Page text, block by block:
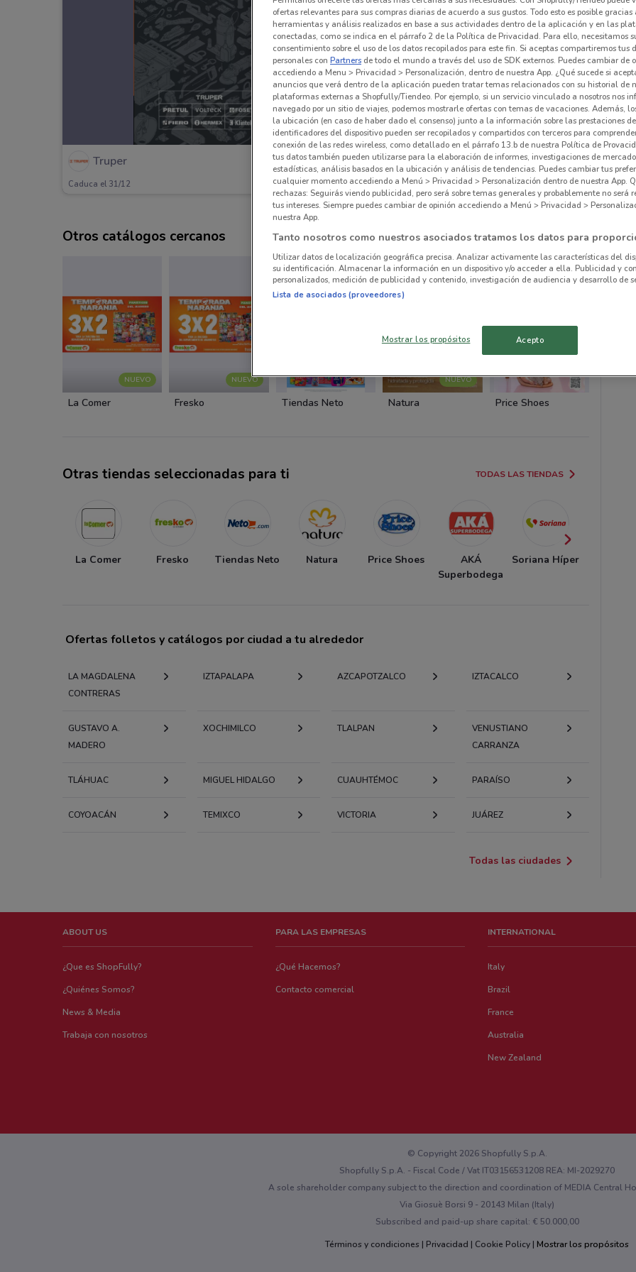
Truper
Caduca el 31/12 1.5 km
Otros catálogos cercanos
NUEVO
La Comer
NUEVO
Fresko Tiendas Neto
NUEVO
Natura Price Shoes
Otras tiendas seleccionadas para ti TODAS LAS TIENDAS
La Comer Fresko Tiendas Neto Natura Price Shoes
AKÁ
Superbodega
Soriana Híper
Ofertas folletos y catálogos por ciudad a tu alrededor
LA MAGDALENA
CONTRERAS
IZTAPALAPA AZCAPOTZALCO IZTACALCO
GUSTAVO A.
MADERO
XOCHIMILCO TLALPAN
VENUSTIANO
CARRANZA
TLÁHUAC MIGUEL HIDALGO CUAUHTÉMOC PARAÍSO
COYOACÁN TEMIXCO VICTORIA JUÁREZ
Todas las ciudades
ABOUT US
¿Que es ShopFully?
¿Quiénes Somos?
News & Media
Trabaja con nosotros
PARA LAS EMPRESAS
¿Qué Hacemos?
Contacto comercial
INTERNATIONAL
Italy
Brazil
France
Australia
New Zealand
© Copyright 2026 Shopfully S.p.A.
Shopfully S.p.A. - Fiscal Code / Vat IT03156531208 REA: MI-2029270
A sole shareholder company subject to the direction and coordination of MEDIA Central
Via Giosuè Borsi 9 - 20143 Milan (Italy)
Subscribed and paid-up share capital: € 50.000,00
Términos y condiciones
Privacidad Cookie Policy Mostrar los propósitos
ofertas relevantes para sus compras diarias de acuerdo a sus gustos. Todo esto es posible gracias
herramientas y análisis realizados en base a sus actividades dentro de la aplicación y en las
conectadas, como se indica en el párrafo 2 de la Política de Privacidad. Para ello, necesitamos
consentimiento sobre el uso de los datos recopilados para este fin. Si aceptas compartiremos tus
personales con Partners de todo el mundo a través del uso de SDK externos. Puedes cambiar de
accediendo a Menu > Privacidad > Personalización, dentro de nuestra App. ¿Qué sucede si
anuncios que verá dentro de la aplicación pueden tratar temas relacionados con su historial de
plataformas externas a Shopfully/Tiendeo. Por ejemplo, si un servicio vinculado a nosotros nos
navegado por un sitio de viajes, podemos mostrarle ofertas con temas de vacaciones. Además,
la ubicación (en caso de haber dado el consenso) junto a la información sobre las prestaciones
identificadores del dispositivo pueden ser recopilados y compartidos con terceros para
conexión de las redes wireless, como detallado en el párrafo 13.b de nuestra Política de
tus datos también pueden utilizarse para la elaboración de informes, investigaciones de
estadísticas, análisis basados en la ubicación y análisis de tendencias. Puedes cambiar tus
cualquier momento accediendo a Menú > Privacidad > Personalización dentro de nuestra App.
rechazas: Seguirás viendo publicidad, pero será sobre temas generales y probablemente no será
tus intereses. Siempre puedes cambiar de opinión accediendo a Menú > Privacidad >
nuestra App.
Tanto nosotros como nuestros asociados tratamos los datos para
Utilizar datos de localización geográfica precisa. Analizar activamente las características del
su identificación. Almacenar la información en un dispositivo y/o acceder a ella. Publicidad y
personalizados, medición de publicidad y contenido, investigación de audiencia y desarrollo de
Lista de asociados (proveedores)
Mostrar los propósitos Acepto